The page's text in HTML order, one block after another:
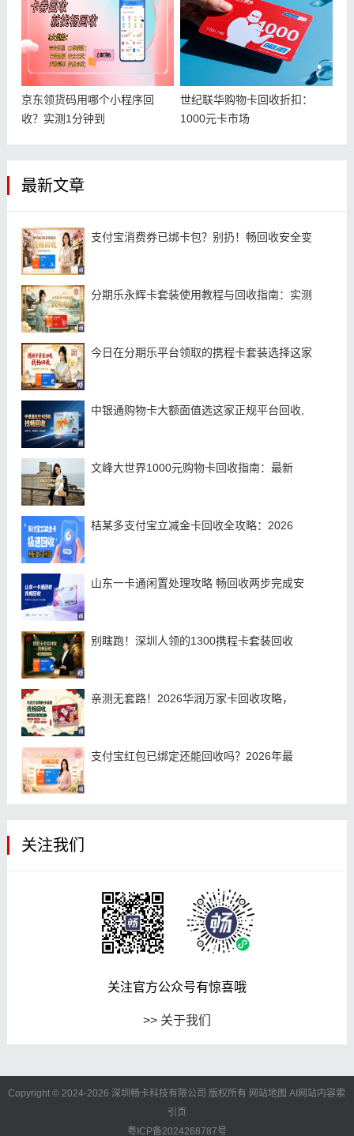
京东领货码用哪个小程序回
收？实测1分钟到
世纪联华购物卡回收折扣：
1000元卡市场
最新文章
支付宝消费券已绑卡包？别扔！畅回收安全变
分期乐永辉卡套装使用教程与回收指南：实测
今日在分期乐平台领取的携程卡套装选择这家
中银通购物卡大额面值选这家正规平台回收,
文峰大世界1000元购物卡回收指南：最新
桔某多支付宝立减金卡回收全攻略：2026
山东一卡通闲置处理攻略 畅回收两步完成安
别瞎跑！深圳人领的1300携程卡套装回收
亲测无套路！2026华润万家卡回收攻略，
支付宝红包已绑定还能回收吗？2026年最
关注我们
关注官方公众号有惊喜哦
>> 关于我们
Copyright © 2024-2026 深圳畅卡科技有限公司 版权所有 网站地图 AI网站内容索
引页
粤ICP备2024268787号